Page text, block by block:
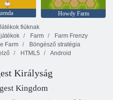
Howdy Farm
fiúknak
Farm
Farm Frenzy
Farm
Böngésző stratégia
HTML5 Android
Királyság
Kingdom